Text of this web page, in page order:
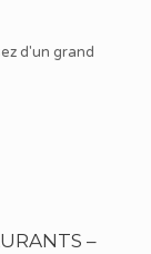
d'un grand
–